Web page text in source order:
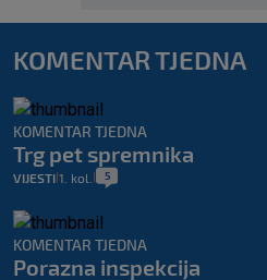
KOMENTAR TJEDNA
KOMENTAR TJEDNA
Trg pet spremnika
VIJESTI 1. kol. 5
KOMENTAR TJEDNA
Porazna inspekcija